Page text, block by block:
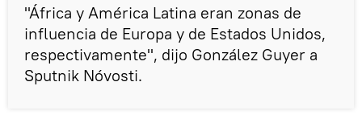
"África y América Latina eran zonas de
influencia de Europa y de Estados Unidos,
respectivamente", dijo González Guyer a
Sputnik Nóvosti.